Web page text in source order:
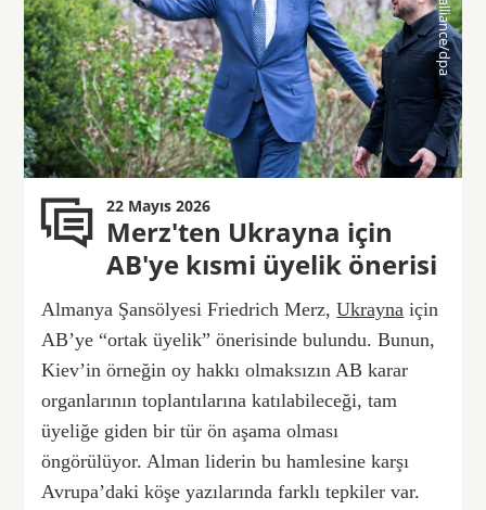
22 Mayıs 2026
Merz'ten Ukrayna için
AB'ye kısmi üyelik önerisi
Almanya Şansölyesi Friedrich Merz,Ukrayna için
AB’ye “ortak üyelik” önerisinde bulundu. Bunun,
Kiev’in örneğin oy hakkı olmaksızın AB karar
organlarının toplantılarına katılabileceği, tam
üyeliğe giden bir tür ön aşama olması
öngörülüyor. Alman liderin bu hamlesine karşı
Avrupa’daki köşe yazılarında farklı tepkiler var.